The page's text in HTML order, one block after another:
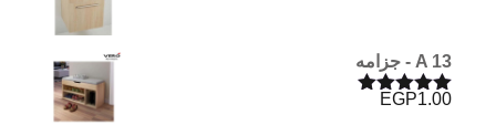
A 13 - جزامه
تم التقييم
EGP1.00